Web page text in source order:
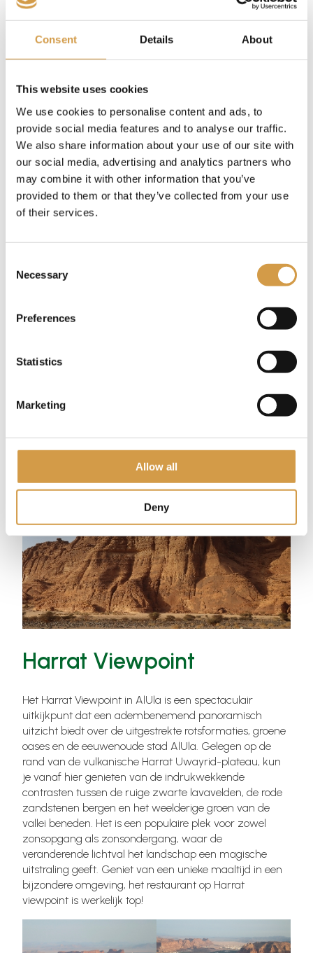
Consent Details About
This website uses cookies
We use cookies to personalise content and ads, to
provide social media features and to analyse our traffic.
We also share information about your use of our site with
our social media, advertising and analytics partners who
may combine it with other information that you’ve
provided to them or that they’ve collected from your use
of their services.
Selection
Necessary
Preferences
Statistics
Marketing
Allow all
Deny
Winter at Tantora: een
cultureel festival in de
Elk jaar, tijdens de koele wintermaanden, organiseert
AlUla het spectaculaire Winter at Tantora-festival. Dit
culturele evenement, dat traditionele Arabische cultuur
combineert met moderne kunst en muziek, trekt
bezoekers van over de hele wereld. Bezoekers kunnen
genieten van concerten van internationale artiesten,
tentoonstellingen van hedendaagse kunst en unieke
bedekt is met spiegels en dat perfect opgaat in het
meesterwerk is een van de meest opvallende locaties
van het festival en biedt een surrealistische setting voor
Harrat Viewpoint
Het Harrat Viewpoint in AlUla is een spectaculair
uitkijkpunt dat een adembenemend panoramisch
uitzicht biedt over de uitgestrekte rotsformaties, groene
oases en de eeuwenoude stad AlUla. Gelegen op de
rand van de vulkanische Harrat Uwayrid-plateau, kun
je vanaf hier genieten van de indrukwekkende
contrasten tussen de ruige zwarte lavavelden, de rode
zandstenen bergen en het weelderige groen van de
vallei beneden. Het is een populaire plek voor zowel
zonsopgang als zonsondergang, waar de
veranderende lichtval het landschap een magische
uitstraling geeft. Geniet van een unieke maaltijd in een
bijzondere omgeving, het restaurant op Harrat
viewpoint is werkelijk top!